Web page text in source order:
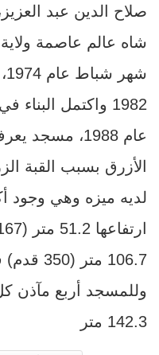
صلاح الدين عبد
شاه عالم عاصمة
1982 واكتمل
عام 1988،
الأزرق بسبب القبة
لديه ميزه وهي وجود
106.7
وللمسجد أربع مآذن
142.3 متر